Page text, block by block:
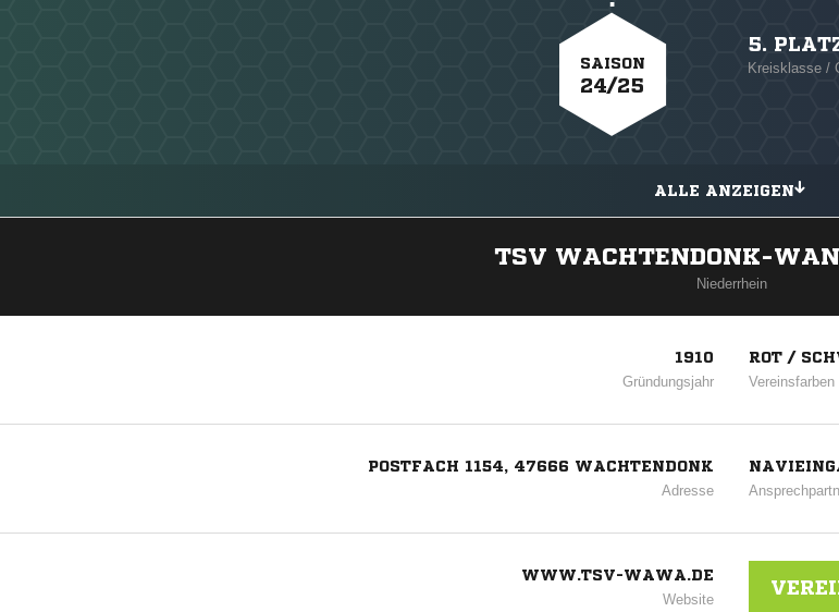
SAISON
24/25
5.
Kreisklasse /
ALLE ANZEIGEN
TSV WACHTENDONK-
Niederrhein
1910
Gründungsjahr
ROT /
Vereinsfarben
POSTFACH 1154, 47666 WACHTENDONK
Adresse
WWW.TSV-WAWA.DE
Website